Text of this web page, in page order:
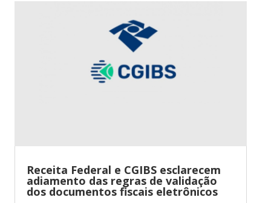
Receita Federal e CGIBS esclarecem
adiamento das regras de validação
dos documentos fiscais eletrônicos